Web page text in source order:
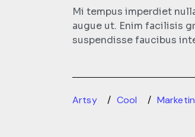
Mi tempus imperdiet
augue ut. Enim facilisis
suspendisse faucibus
Artsy Cool